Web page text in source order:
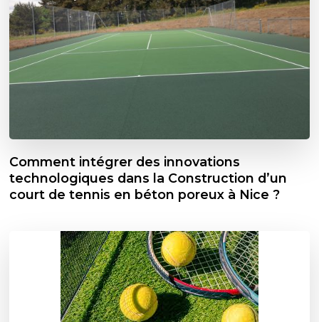
Comment intégrer des innovations
technologiques dans la Construction d’un
court de tennis en béton poreux à Nice ?